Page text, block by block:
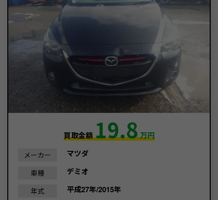
買取金額19.8万円
メーカー マツダ
車種 デミオ
年式 平成27年/2015年